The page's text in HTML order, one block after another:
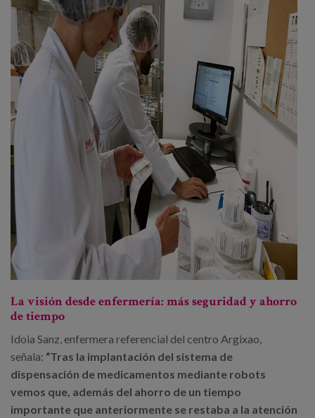
La visión desde enfermería: más seguridad y ahorro
de tiempo
Idoia Sanz, enfermera referencial del centro Argixao,
señala: “Tras la implantación del sistema de
dispensación de medicamentos mediante robots
vemos que, además del ahorro de un tiempo
importante que anteriormente se restaba a la atención